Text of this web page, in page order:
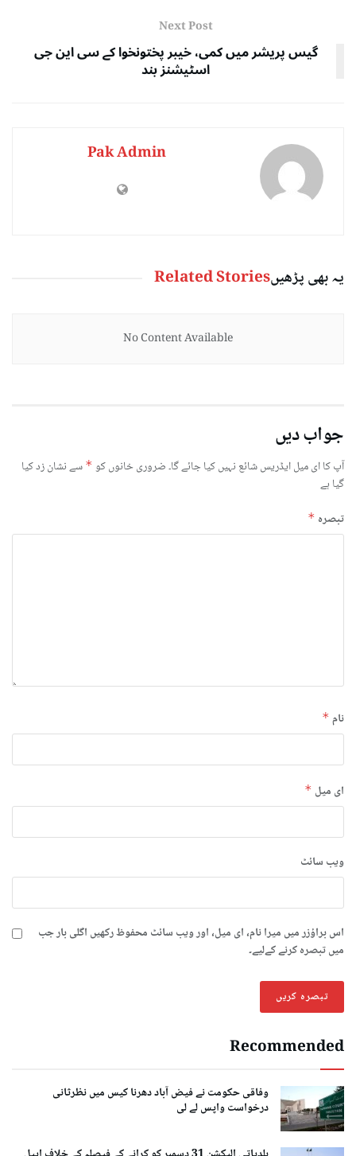
Next Post
گیس پریشر میں کمی، خیبر پختونخوا کے سی این جی
اسٹیشنز بند
Pak Admin
یہ بھی پڑھیںRelated Stories
No Content Available
جواب دیں
آپ کا ای میل ایڈریس شائع نہیں کیا جائے گا۔ضروری خانوں کو * سے نشان زد کیا
گیا ہے
تبصرہ *
نام *
ای میل *
ویب‌ سائٹ
اس براؤزر میں میرا نام، ای میل، اور ویب سائٹ محفوظ رکھیں اگلی بار جب
میں تبصرہ کرنے کےلیے۔
Recommended
وفاقی حکومت نے فیض آباد دھرنا کیس میں نظرثانی
درخواست واپس لے لی